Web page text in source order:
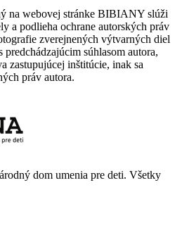
na webovej stránke BIBIANY slúži
a podlieha ochrane autorských práv
zverejnených výtvarných diel
súhlasom autora,
zastupujúcej inštitúcie, inak sa
práv autora.
dom umenia pre deti. Všetky